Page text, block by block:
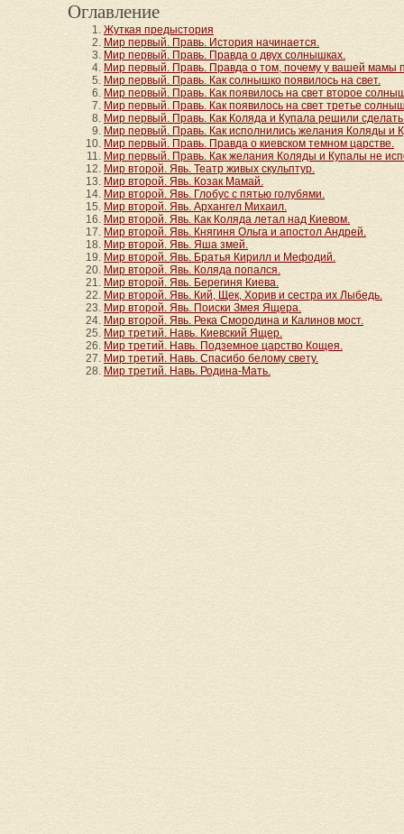
Оглавление
Жуткая предыстория
Мир первый. Правь. История начинается.
Мир первый. Правь. Правда о двух солнышках.
Мир первый. Правь. Правда о том, почему у вашей мамы
Мир первый. Правь. Как солнышко появилось на свет.
Мир первый. Правь. Как появилось на свет второе
Мир первый. Правь. Как появилось на свет третье
Мир первый. Правь. Как Коляда и Купала решили сделать
Мир первый. Правь. Как исполнились желания Коляды и
Мир первый. Правь. Правда о киевском темном царстве.
Мир первый. Правь. Как желания Коляды и Купалы не
Мир второй. Явь. Театр живых скульптур.
Мир второй. Явь. Козак Мамай.
Мир второй. Явь. Глобус с пятью голубями.
Мир второй. Явь. Архангел Михаил.
Мир второй. Явь. Как Коляда летал над Киевом.
Мир второй. Явь. Княгиня Ольга и апостол Андрей.
Мир второй. Явь. Яша змей.
Мир второй. Явь. Братья Кирилл и Мефодий.
Мир второй. Явь. Коляда попался.
Мир второй. Явь. Берегиня Киева.
Мир второй. Явь. Кий, Щек, Хорив и сестра их Лыбедь.
Мир второй. Явь. Поиски Змея Ящера.
Мир второй. Явь. Река Смородина и Калинов мост.
Мир третий. Навь. Киевский Ящер.
Мир третий. Навь. Подземное царство Кощея.
Мир третий. Навь. Спасибо белому свету.
Мир третий. Навь. Родина-Мать.